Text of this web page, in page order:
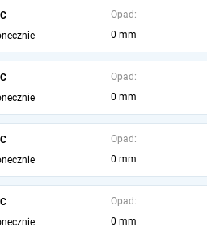
Opad:
0 mm
Opad:
0 mm
Opad:
0 mm
Opad:
0 mm